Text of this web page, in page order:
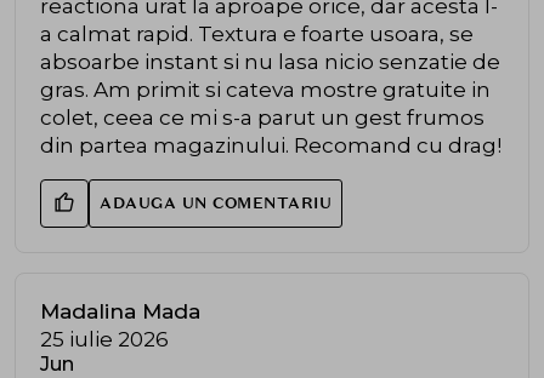
reactiona urat la aproape orice, dar acesta l-
a calmat rapid. Textura e foarte usoara, se
absoarbe instant si nu lasa nicio senzatie de
gras. Am primit si cateva mostre gratuite in
colet, ceea ce mi s-a parut un gest frumos
din partea magazinului. Recomand cu drag!
ADAUGA UN COMENTARIU
Madalina Mada
25 iulie 2026
Jun